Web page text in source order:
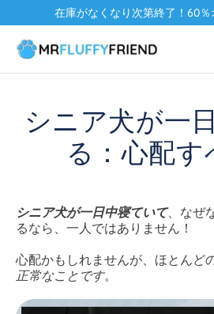
ンツに在庫がなくなり次第終了！60％
シニア犬が一
る：心配す
シニア犬が一日中寝ていて、なぜ
るなら、一人ではありません！
心配かもしれませんが、ほとんど
正常なことです。